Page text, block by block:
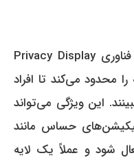
مهم‌ترین ویژگی جدید این نسل، فناوری Privacy Display
محدود می‌کند تا افراد
این ویژگی می‌تواند
حساس مانند
شود و عملاً یک لایه